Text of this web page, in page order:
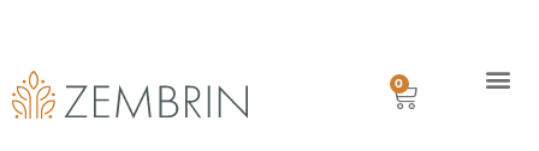
0